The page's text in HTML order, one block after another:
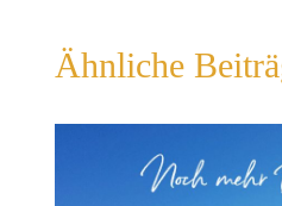
Ähnliche